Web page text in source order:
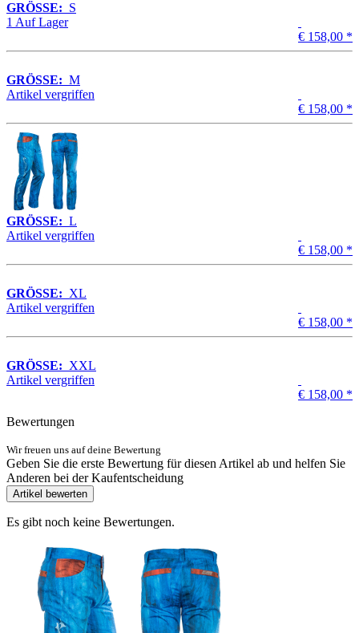
GRÖSSE: S
1 Auf Lager
€ 158,00 *
GRÖSSE: M
Artikel vergriffen
€ 158,00 *
GRÖSSE: L
Artikel vergriffen
€ 158,00 *
GRÖSSE: XL
Artikel vergriffen
€ 158,00 *
GRÖSSE: XXL
Artikel vergriffen
€ 158,00 *
Bewertungen
Wir freuen uns auf deine Bewertung
Geben Sie die erste Bewertung für diesen Artikel ab und helfen Sie
Anderen bei der Kaufentscheidung
Artikel bewerten
Es gibt noch keine Bewertungen.